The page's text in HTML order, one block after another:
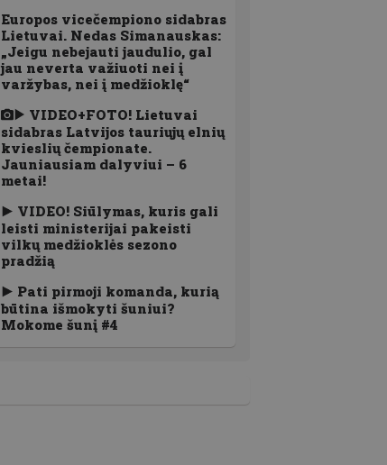
Europos vicečempiono sidabras
Lietuvai. Nedas Simanauskas:
„Jeigu nebejauti jaudulio, gal
jau neverta važiuoti nei į
varžybas, nei į medžioklę“
VIDEO+FOTO! Lietuvai
sidabras Latvijos tauriųjų elnių
kvieslių čempionate.
Jauniausiam dalyviui – 6
metai!
VIDEO! Siūlymas, kuris gali
leisti ministerijai pakeisti
vilkų medžioklės sezono
pradžią
Pati pirmoji komanda, kurią
būtina išmokyti šuniui?
Mokome šunį #4